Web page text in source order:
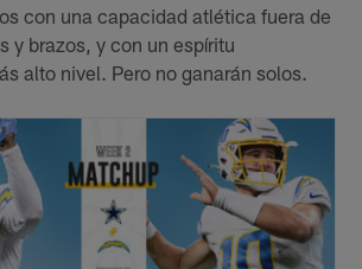
con una capacidad atlética fuera de
y brazos, y con un espíritu
alto nivel. Pero no ganarán solos.